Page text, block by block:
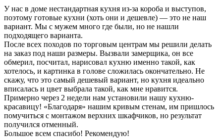
У нас в доме нестандартная кухня из-за короба и выступов,
поэтому готовые кухни (хоть они и дешевле) — это не наш
вариант. Мы с мужем много где были, но не нашли
подходящего варианта.
После всех походов по торговым центрам мы решили делать
на заказ под наши размеры. Вызвали замерщика, он все
обмерил, посчитал, нарисовал кухню именно такой, как
хотелось, и картинка в голове сложилась окончательно. Не
скажу, что это самый дешевый вариант, но кухня идеально
вписалась и цвет выбрала такой, как мне нравится.
Примерно через 2 недели нам установили нашу кухню-
красавицу! «Благодаря» нашим кривым стенам, им пришлось
помучиться с монтажом верхних шкафчиков, но результат
получился отменный.
Большое всем спасибо! Рекомендую!